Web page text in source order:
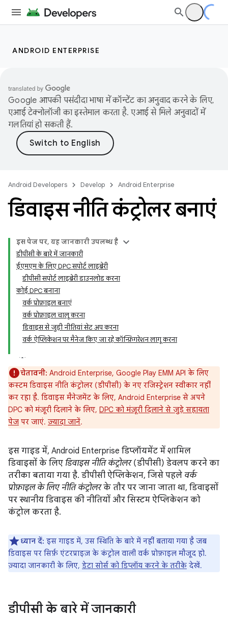
ANDROID ENTERPRISE
Google आपकी पसंदीदा भाषा में कॉन्टेंट का अनुवाद करने के लिए,
एआई टेक्नोलॉजी का इस्तेमाल करता है. एआई से मिले अनुवादों में
गलतियां हो सकती हैं.
Android Developers Develop Android Enterprise
डिवाइस नीति कंट्रोलर बनाएं
इस पेज पर, यह जानकारी उपलब्ध है
डीपीसी के बारे में जानकारी
ईएमएम के लिए DPC सपोर्ट लाइब्रेरी
डीपीसी सपोर्ट लाइब्रेरी डाउनलोड करना
कोई DPC बनाना
वर्क प्रोफ़ाइल बनाएं
वर्क प्रोफ़ाइल चालू करना
डिवाइस से जुड़ी नीतियां सेट अप करना
वर्क ऐप्लिकेशन पर मैनेज किए जा रहे कॉन्फ़िगरेशन लागू करना
चेतावनी: Android Enterprise, Google Play EMM API के लिए
कस्टम डिवाइस नीति कंट्रोलर (डीपीसी) के नए रजिस्ट्रेशन स्वीकार नहीं
कर रहा है. डिवाइस मैनेजमेंट के लिए, Android Enterprise से अपने
DPC को मंज़ूरी दिलाने के लिए, DPC को मंज़ूरी दिलाने से जुड़े सहायता
पेज पर जाएं. ज़्यादा जानें.
इस गाइड में, Android Enterprise डिप्लॉयमेंट में शामिल
डिवाइसों के लिए डिवाइस नीति कंट्रोलर(डीपीसी) डेवलप करने का
तरीका बताया गया है. डीपीसी ऐप्लिकेशन, जिसे पहले वर्क
प्रोफ़ाइल के लिए नीति कंट्रोलरके तौर पर जाना जाता था, डिवाइसों
पर स्थानीय डिवाइस की नीतियों और सिस्टम ऐप्लिकेशन को
कंट्रोल करता है.
ध्यान दें: इस गाइड में, उस स्थिति के बारे में नहीं बताया गया है जब
डिवाइस पर सिर्फ़ एंटरप्राइज़ के कंट्रोल वाली वर्क प्रोफ़ाइल मौजूद हो.
ज़्यादा जानकारी के लिए, डेटा सोर्स को डिप्लॉय करने के तरीके देखें.
डीपीसी के बारे में जानकारी